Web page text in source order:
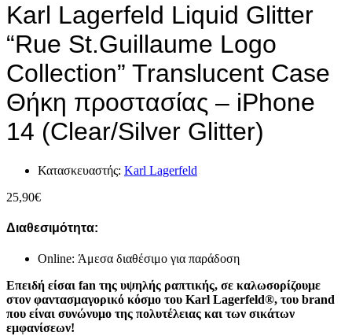
Karl Lagerfeld Liquid Glitter
“Rue St.Guillaume Logo
Collection” Translucent Case
Θήκη προστασίας – iPhone
14 (Clear/Silver Glitter)
Κατασκευαστής: Karl Lagerfeld
25,90€
Διαθεσιμότητα:
Online: Άμεσα διαθέσιμο για παράδοση
Επειδή είσαι fan της υψηλής ραπτικής, σε καλωσορίζουμε
στον φαντασμαγορικό κόσμο του Karl Lagerfeld®, του brand
που είναι συνώνυμο της πολυτέλειας και των σικάτων
εμφανίσεων!